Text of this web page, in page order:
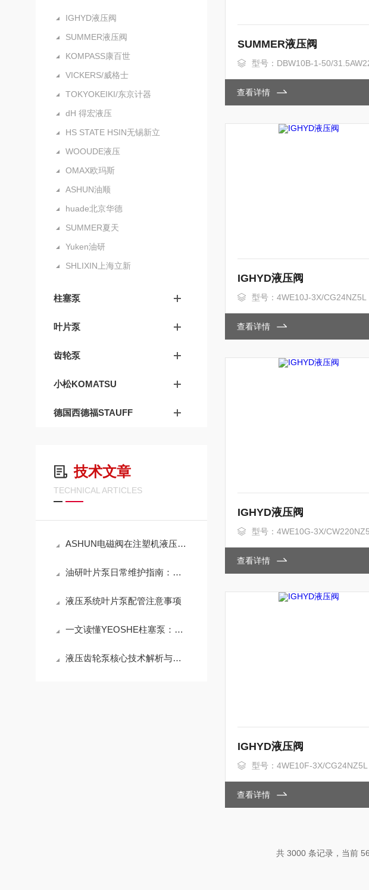
IGHYD液压阀
SUMMER液压阀
KOMPASS康百世
VICKERS/威格士
TOKYOKEIKI/东京计器
dH 得宏液压
HS STATE HSIN无锡新立
WOOUDE液压
OMAX欧玛斯
ASHUN油顺
huade北京华德
SUMMER夏天
Yuken油研
SHLIXIN上海立新
柱塞泵
叶片泵
齿轮泵
小松KOMATSU
德国西德福STAUFF
技术文章
TECHNICAL ARTICLES
ASHUN电磁阀在注塑机液压系统中怎么用？换向控制与稳定运行方案梳理
油研叶片泵日常维护指南：油液选择、滤芯更换周期与使用寿命延长技巧
液压系统叶片泵配管注意事项
一文读懂YEOSHE柱塞泵：结构特点与工业场景应用
液压齿轮泵核心技术解析与应用指南
SUMMER液压阀
型号：DBW10B-1-50/
查看详情
IGHYD液压阀
型号：4WE10J-3X/CG24NZ5L
查看详情
IGHYD液压阀
型号：4WE10G-3X/
查看详情
IGHYD液压阀
型号：4WE10F-3X/CG24NZ5L
查看详情
共 3000 条记录，当前